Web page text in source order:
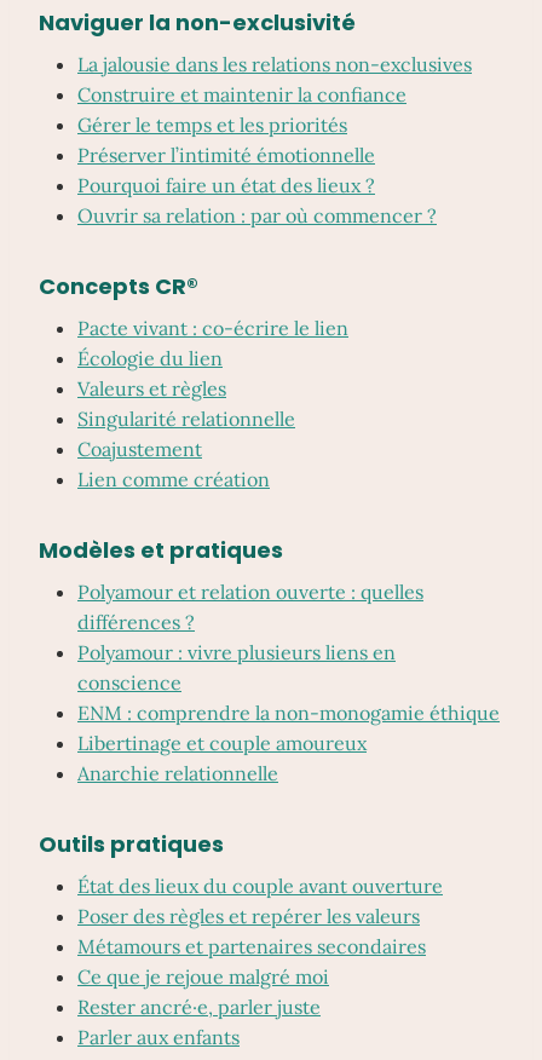
Naviguer la non-exclusivité
La jalousie dans les relations non-exclusives
Construire et maintenir la confiance
Gérer le temps et les priorités
Préserver l’intimité émotionnelle
Pourquoi faire un état des lieux ?
Ouvrir sa relation : par où commencer ?
Concepts CR®
Pacte vivant : co-écrire le lien
Écologie du lien
Valeurs et règles
Singularité relationnelle
Coajustement
Lien comme création
Modèles et pratiques
Polyamour et relation ouverte : quelles
différences ?
Polyamour : vivre plusieurs liens en
conscience
ENM : comprendre la non-monogamie éthique
Libertinage et couple amoureux
Anarchie relationnelle
Outils pratiques
État des lieux du couple avant ouverture
Poser des règles et repérer les valeurs
Métamours et partenaires secondaires
Ce que je rejoue malgré moi
Rester ancré·e, parler juste
Parler aux enfants